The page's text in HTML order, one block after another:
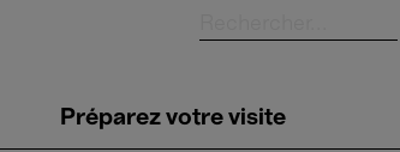
Préparez votre visite